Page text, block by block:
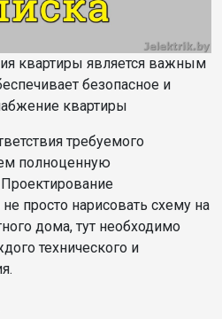
квартиры является важным
безопасное и
квартиры
требуемого
полноценную
просто нарисовать схему на
дома, тут необходимо
технического и